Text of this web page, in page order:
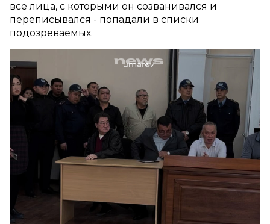
все лица, с которыми он созванивался и
переписывался - попадали в списки
подозреваемых.